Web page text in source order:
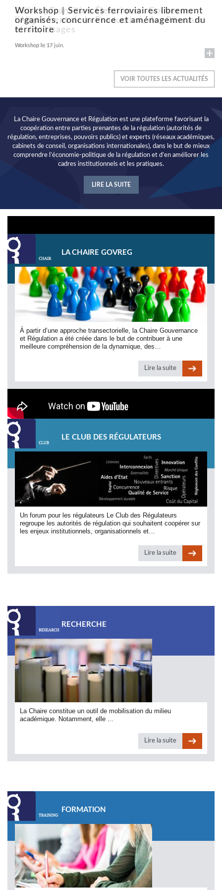
Workshop | Services ferroviaires librement
organisés, concurrence et aménagement du
territoire
Workshop le 17 juin.
Débat | Transition Électrique : Gouverner
l’Alignement de la Production, des Réseaux
et des Usages
Débat le 18 juin
VOIR TOUTES LES ACTUALITÉS
La Chaire Gouvernance et Régulation est une plateforme favorisant la
coopération entre parties prenantes de la régulation (autorités de
régulation, entreprises, pouvoirs publics) et experts (réseaux académiques,
cabinets de conseil, organisations internationales), dans le but de mieux
comprendre l’économie-politique de la régulation et d’en améliorer les
cadres institutionnels et les pratiques.
LIRE LA SUITE
LA CHAIRE GOVREG
À partir d’une approche transectorielle, la Chaire Gouvernance
et Régulation a été créée dans le but de contribuer à une
meilleure compréhension de la dynamique, des…
Lire la suite
LE CLUB DES RÉGULATEURS
Un forum pour les régulateurs Le Club des Régulateurs
regroupe les autorités de régulation qui souhaitent coopérer sur
les enjeux institutionnels, organisationnels et…
Lire la suite
RECHERCHE
La Chaire constitue un outil de mobilisation du milieu
académique. Notamment, elle ...
Lire la suite
FORMATION